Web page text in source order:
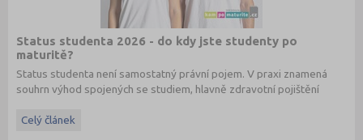
Status studenta 2026 - do kdy jste studenty po
maturitě?
Status studenta není samostatný právní pojem. V praxi znamená
souhrn výhod spojených se studiem, hlavně zdravotní pojištění
Celý článek